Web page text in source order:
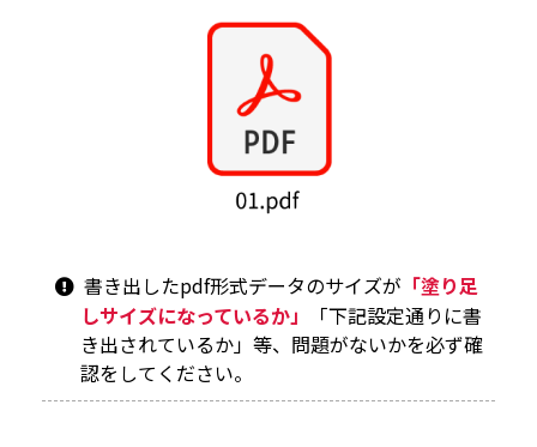
書き出したpdf形式データのサイズが 「塗り足
しサイズになっているか」
「下記設定通りに書
き出されているか」等、問題がないかを必ず確
認をしてください。